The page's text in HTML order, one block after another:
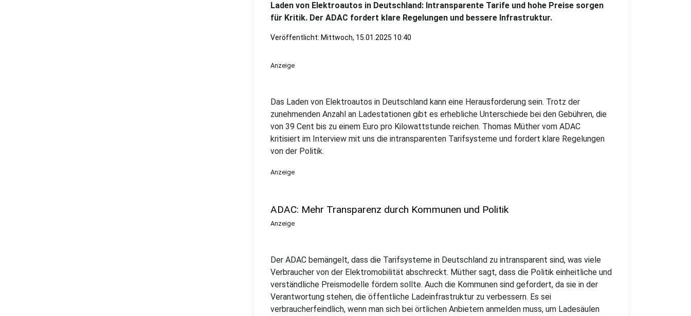
Laden von Elektroautos in Deutschland: Intransparente Tarife und hohe Preise sorgen
für Kritik. Der ADAC fordert klare Regelungen und bessere Infrastruktur.
Veröffentlicht: Mittwoch, 15.01.2025 10:40
Anzeige
Das Laden von Elektroautos in Deutschland kann eine Herausforderung sein. Trotz der
zunehmenden Anzahl an Ladestationen gibt es erhebliche Unterschiede bei den Gebühren, die
von 39 Cent bis zu einem Euro pro Kilowattstunde reichen. Thomas Müther vom ADAC
kritisiert im Interview mit uns die intransparenten Tarifsysteme und fordert klare Regelungen
von der Politik.
Anzeige
ADAC: Mehr Transparenz durch Kommunen und Politik
Anzeige
Der ADAC bemängelt, dass die Tarifsysteme in Deutschland zu intransparent sind, was viele
Verbraucher von der Elektromobilität abschreckt. Müther sagt, dass die Politik einheitliche und
verständliche Preismodelle fördern sollte. Auch die Kommunen sind gefordert, da sie in der
Verantwortung stehen, die öffentliche Ladeinfrastruktur zu verbessern. Es sei
verbraucherfeindlich, wenn man sich bei örtlichen Anbietern anmelden muss, um Ladesäulen